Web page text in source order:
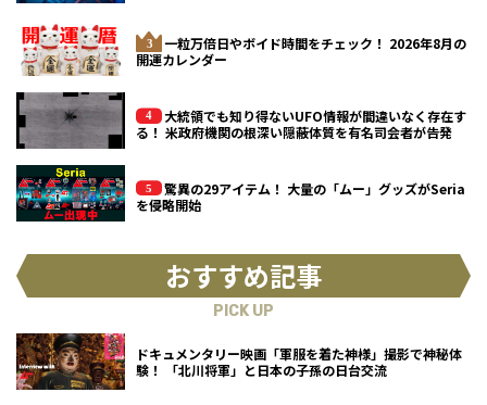
一粒万倍日やボイド時間をチェック！ 2026年8月の
開運カレンダー
大統領でも知り得ないUFO情報が間違いなく存在す
る！ 米政府機関の根深い隠蔽体質を有名司会者が告発
驚異の29アイテム！ 大量の「ムー」グッズがSeria
を侵略開始
おすすめ記事
PICK UP
ドキュメンタリー映画「軍服を着た神様」撮影で神秘体
験！ 「北川将軍」と日本の子孫の日台交流